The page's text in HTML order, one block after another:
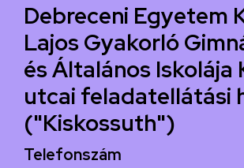
Debreceni Egyetem
Lajos Gyakorló
és Általános Iskolája
utcai feladatellátási
("Kiskossuth")
Telefonszám